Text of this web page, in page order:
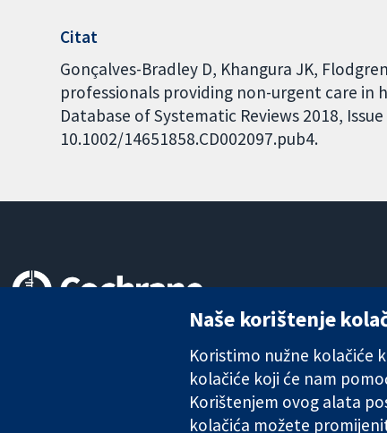
Citat
Gonçalves-Bradley D, Khangura JK,
professionals providing non-urgent care in
Database of Systematic Reviews 2018, Issue
10.1002/14651858.CD002097.pub4.
Naše korištenje
Koristimo nužne kolačiće
kolačiće koji će nam
Korištenjem ovog alata
kolačića možete